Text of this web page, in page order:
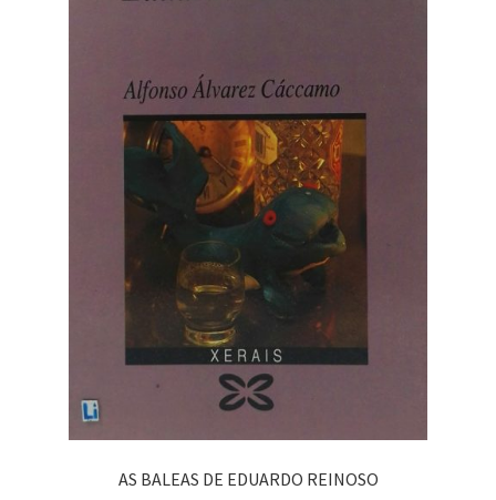
AS BALEAS DE EDUARDO REINOSO